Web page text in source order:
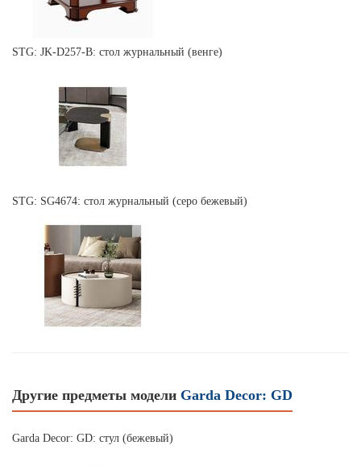
STG: JK-D257-B: стол журнальный (венге)
STG: SG4674: стол журнальный (серо бежевый)
Другие предметы модели Garda Decor: GD
Garda Decor: GD: стул (бежевый)